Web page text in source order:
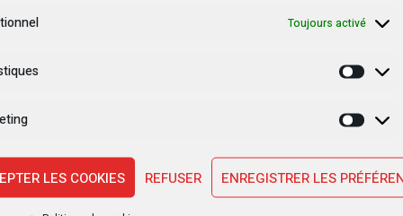
Toujours activé
LES COOKIES REFUSER ENREGISTRER LES
crucial dans le démarrage des travaux du Sénat et
au bon fonctionnement de la nouvelle
bureau, avec un doyen d’âge expérimenté et deux
de la nouvelle assemblée et son engagement à
aussi :